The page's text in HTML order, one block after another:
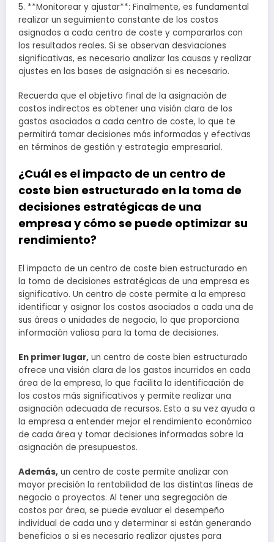
5. **Monitorear y ajustar**: Finalmente, es fundamental
realizar un seguimiento constante de los costos
asignados a cada centro de coste y compararlos con
los resultados reales. Si se observan desviaciones
significativas, es necesario analizar las causas y realizar
ajustes en las bases de asignación si es necesario.
Recuerda que el objetivo final de la asignación de
costos indirectos es obtener una visión clara de los
gastos asociados a cada centro de coste, lo que te
permitirá tomar decisiones más informadas y efectivas
en términos de gestión y estrategia empresarial.
¿Cuál es el impacto de un centro de
coste bien estructurado en la toma de
decisiones estratégicas de una
empresa y cómo se puede optimizar su
rendimiento?
El impacto de un centro de coste bien estructurado en
la toma de decisiones estratégicas de una empresa es
significativo. Un centro de coste permite a la empresa
identificar y asignar los costos asociados a cada una de
sus áreas o unidades de negocio, lo que proporciona
información valiosa para la toma de decisiones.
En primer lugar, un centro de coste bien estructurado
ofrece una visión clara de los gastos incurridos en cada
área de la empresa, lo que facilita la identificación de
los costos más significativos y permite realizar una
asignación adecuada de recursos. Esto a su vez ayuda a
la empresa a entender mejor el rendimiento económico
de cada área y tomar decisiones informadas sobre la
asignación de presupuestos.
Además, un centro de coste permite analizar con
mayor precisión la rentabilidad de las distintas líneas de
negocio o proyectos. Al tener una segregación de
costos por área, se puede evaluar el desempeño
individual de cada una y determinar si están generando
beneficios o si es necesario realizar ajustes para